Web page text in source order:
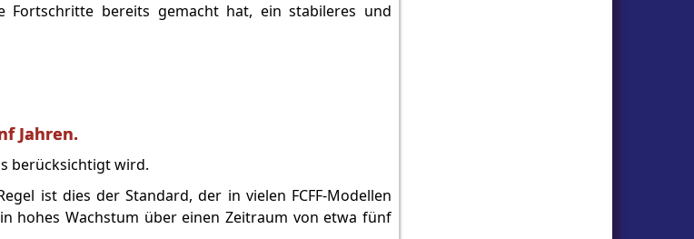
Fortschritte bereits gemacht hat, ein stabileres und
Jahren.
berücksichtigt wird.
ist dies der Standard, der in vielen FCFF-Modellen
hohes Wachstum über einen Zeitraum von etwa fünf